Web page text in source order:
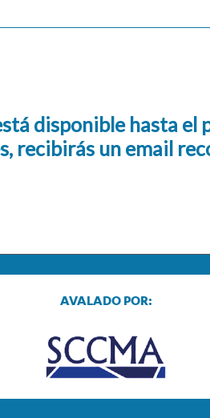
disponible hasta
recibirás un email
AVALADO POR: